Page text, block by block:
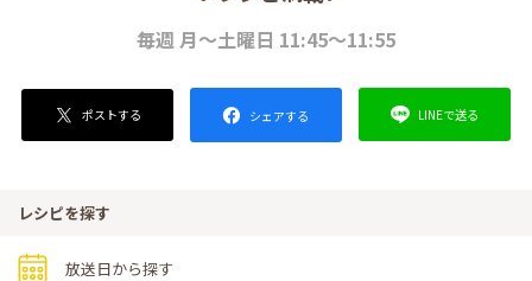
毎週 月～土曜日 11:45～11:55
ポストする シェアする LINEで送る
レシピを探す
放送日から探す